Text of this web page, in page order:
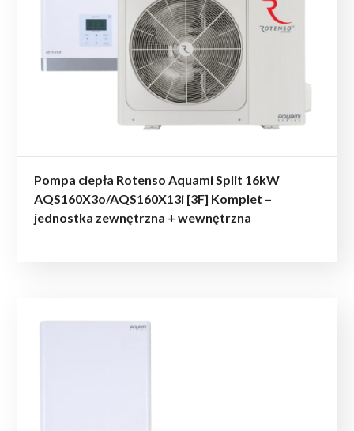
Pompa ciepła Rotenso Aquami Split 16kW
AQS160X3o/AQS160X13i [3F] Komplet –
jednostka zewnętrzna + wewnętrzna